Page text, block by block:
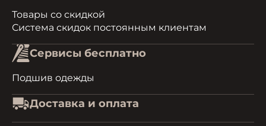
Товары со скидкой
Система скидок постоянным клиентам
Сервисы бесплатно
Подшив одежды
Доставка и оплата